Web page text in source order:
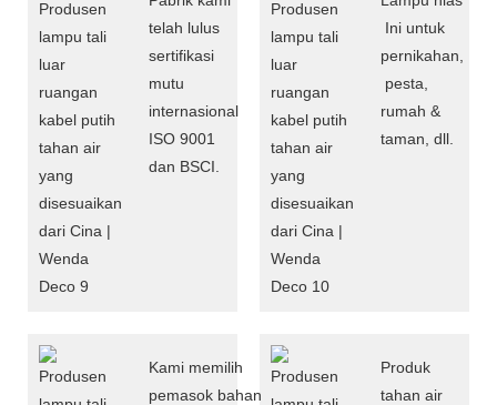
telah lulus
sertifikasi
mutu
internasional
ISO 9001
dan BSCI.
Ini untuk
pernikahan,
pesta,
rumah &
taman, dll.
Kami memilih
pemasok bahan
Produk
tahan air